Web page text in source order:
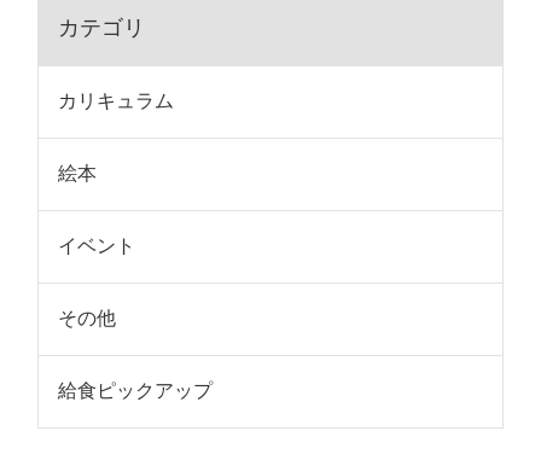
カテゴリ
カリキュラム
絵本
イベント
その他
給食ピックアップ